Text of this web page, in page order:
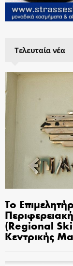
Τελευταία νέα
Το
(Regional
Κεντρικής